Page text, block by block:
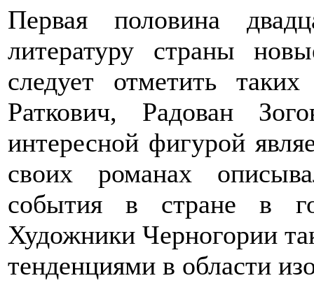
Первая половина
литературу страны
следует отметить
Раткович, Радован
интересной фигурой
своих романах
события в стране в
Художники Черногории
тенденциями в области